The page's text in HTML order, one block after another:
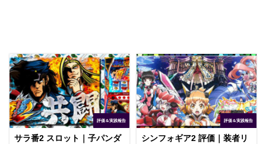
評価＆実践報告
サラ番2 スロット｜子パンダ
評価＆実践報告
シンフォギア2 評価｜装者リ